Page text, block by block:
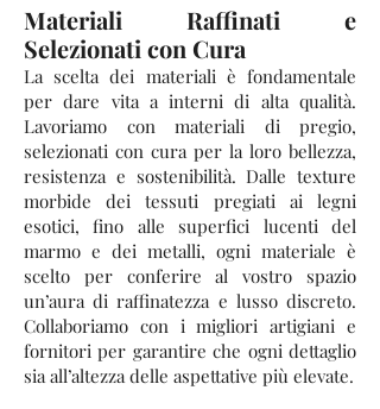
Materiali Raffinati e
Selezionati con Cura
La scelta dei materiali è fondamentale
per dare vita a interni di alta qualità.
Lavoriamo con materiali di pregio,
selezionati con cura per la loro bellezza,
resistenza e sostenibilità. Dalle texture
morbide dei tessuti pregiati ai legni
esotici, fino alle superfici lucenti del
marmo e dei metalli, ogni materiale è
scelto per conferire al vostro spazio
un’aura di raffinatezza e lusso discreto.
Collaboriamo con i migliori artigiani e
fornitori per garantire che ogni dettaglio
sia all’altezza delle aspettative più elevate.